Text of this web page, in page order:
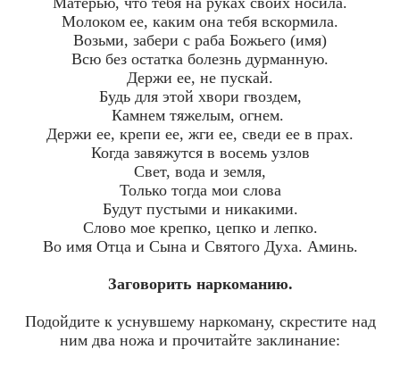
Молоком ее, каким она тебя вскормила.
Возьми, забери с раба Божьего (имя)
Всю без остатка болезнь дурманную.
Держи ее, не пускай.
Будь для этой хвори гвоздем,
Камнем тяжелым, огнем.
Держи ее, крепи ее, жги ее, сведи ее в прах.
Когда завяжутся в восемь узлов
Свет, вода и земля,
Только тогда мои слова
Будут пустыми и никакими.
Слово мое крепко, цепко и лепко.
Во имя Отца и Сына и Святого Духа. Аминь.
Заговорить наркоманию.
Подойдите к уснувшему наркоману, скрестите над
ним два ножа и прочитайте заклинание: